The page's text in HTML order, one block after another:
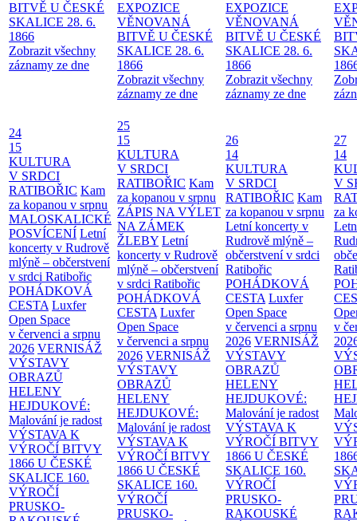
BITVĚ U ČESKÉ
SKALICE 28. 6.
1866
Zobrazit všechny
záznamy ze dne
EXPOZICE
VĚNOVANÁ
BITVĚ U ČESKÉ
SKALICE 28. 6.
1866
Zobrazit všechny
záznamy ze dne
EXPOZICE
VĚNOVANÁ
BITVĚ U ČESKÉ
SKALICE 28. 6.
1866
Zobrazit všechny
záznamy ze dne
24
15
KULTURA
V SRDCI
RATIBOŘIC Kam
za kopanou v srpnu
MALOSKALICKÉ
POSVÍCENÍ Letní
koncerty v Rudrově
mlýně – občerstvení
v srdci Ratibořic
POHÁDKOVÁ
CESTA Luxfer
Open Space
v červenci a srpnu
2026 VERNISÁŽ
VÝSTAVY
OBRAZŮ
HELENY
HEJDUKOVÉ:
Malování je radost
VÝSTAVA K
VÝROČÍ BITVY
1866 U ČESKÉ
SKALICE 160.
VÝROČÍ
PRUSKO-
25
15
KULTURA
V SRDCI
RATIBOŘIC Kam
za kopanou v srpnu
ZÁPIS NA VÝLET
NA ZÁMEK
ŽLEBY Letní
koncerty v Rudrově
mlýně – občerstvení
v srdci Ratibořic
POHÁDKOVÁ
CESTA Luxfer
Open Space
v červenci a srpnu
2026 VERNISÁŽ
VÝSTAVY
OBRAZŮ
HELENY
HEJDUKOVÉ:
Malování je radost
VÝSTAVA K
VÝROČÍ BITVY
1866 U ČESKÉ
SKALICE 160.
VÝROČÍ
PRUSKO-
26
14
KULTURA
V SRDCI
RATIBOŘIC Kam
za kopanou v srpnu
Letní koncerty v
Rudrově mlýně –
občerstvení v srdci
Ratibořic
POHÁDKOVÁ
CESTA Luxfer
Open Space
v červenci a srpnu
2026 VERNISÁŽ
VÝSTAVY
OBRAZŮ
HELENY
HEJDUKOVÉ:
Malování je radost
VÝSTAVA K
VÝROČÍ BITVY
1866 U ČESKÉ
SKALICE 160.
VÝROČÍ
PRUSKO-
RAKOUSKÉ
27
14
V
za
v